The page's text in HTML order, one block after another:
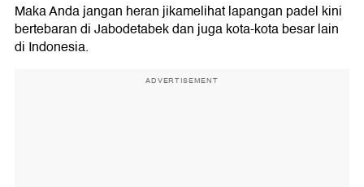
Maka Anda jangan heran jikamelihat lapangan padel kini
bertebaran di Jabodetabek dan juga kota-kota besar lain
di Indonesia.
ADVERTISEMENT